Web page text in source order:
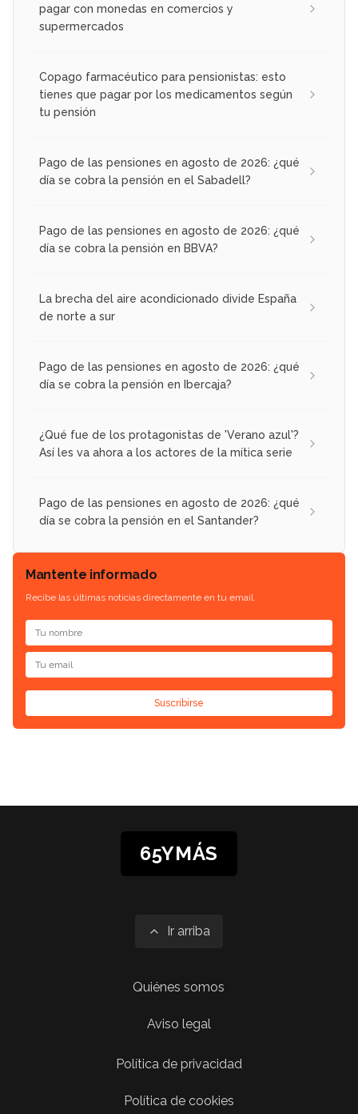
pagar con monedas en comercios y
supermercados
Copago farmacéutico para pensionistas: esto
tienes que pagar por los medicamentos según
tu pensión
Pago de las pensiones en agosto de 2026: ¿qué
día se cobra la pensión en el Sabadell?
Pago de las pensiones en agosto de 2026: ¿qué
día se cobra la pensión en BBVA?
La brecha del aire acondicionado divide España
de norte a sur
Pago de las pensiones en agosto de 2026: ¿qué
día se cobra la pensión en Ibercaja?
¿Qué fue de los protagonistas de 'Verano azul'?
Así les va ahora a los actores de la mítica serie
Pago de las pensiones en agosto de 2026: ¿qué
día se cobra la pensión en el Santander?
Mantente informado
Recibe las últimas noticias directamente en tu email.
Suscribirse
65YMÁS
Ir arriba
Quiénes somos
Aviso legal
Política de privacidad
Política de cookies